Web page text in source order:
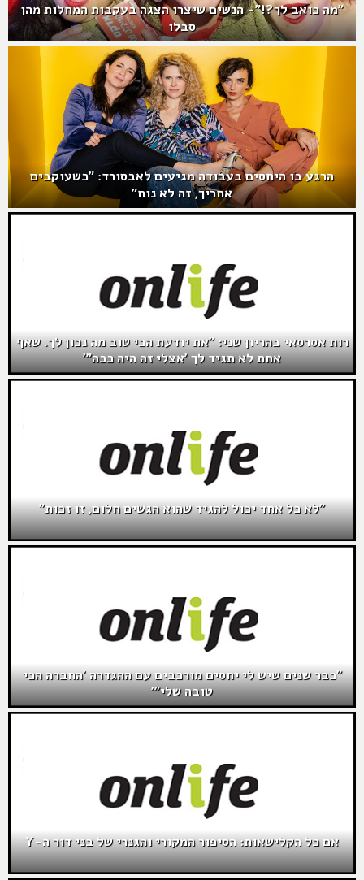
"מה כואב לך?!"- הנשים שיצרו הצגה בעקבות המחלות מהן
סבלו
הרגע בו היחסים בעבודה מגיעים לאבסורד: "כשעוקבים
אחריך, זה לא נוח"
רות אסרסאי בהריון שני: "את יודעת הכי טוב מה נכון לך. שאף
אחת לא תגיד לך 'אצלי זה היה ככה"'
"לא כל אחד יכול להגיד שהוא הגשים חלום, זו זכות"
"כבר שנים שיש לי יחסים מורכבים עם ההגדרה 'החברה הכי
טובה שלי"'
אם כל הקלישאות: הסיפור המקורי והגנרי של בני דור ה-Y